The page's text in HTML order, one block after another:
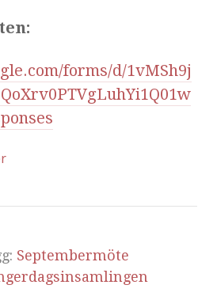
forms/d/1vMSh9j
Septembermöte